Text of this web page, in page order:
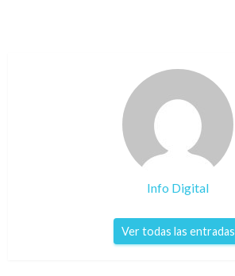
Info Digital
Ver todas las entradas